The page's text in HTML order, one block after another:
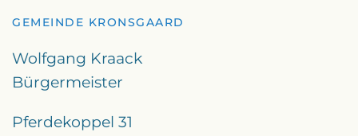
GEMEINDE KRONSGAARD
Wolfgang Kraack
Bürgermeister
Pferdekoppel 31